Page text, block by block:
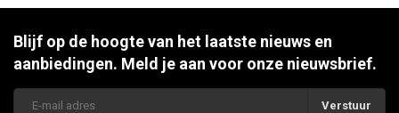
Blijf op de hoogte van het laatste nieuws en
aanbiedingen. Meld je aan voor onze nieuwsbrief.
Verstuur